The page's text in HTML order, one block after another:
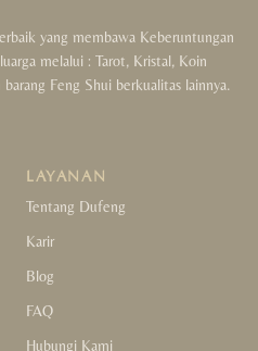
yang membawa Keberuntungan
melalui : Tarot, Kristal, Koin
Feng Shui berkualitas lainnya.
LAYANAN
Tentang Dufeng
Karir
Blog
FAQ
Hubungi Kami